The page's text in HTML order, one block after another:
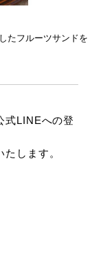
たフルーツサンドを
式LINEへの登
します。